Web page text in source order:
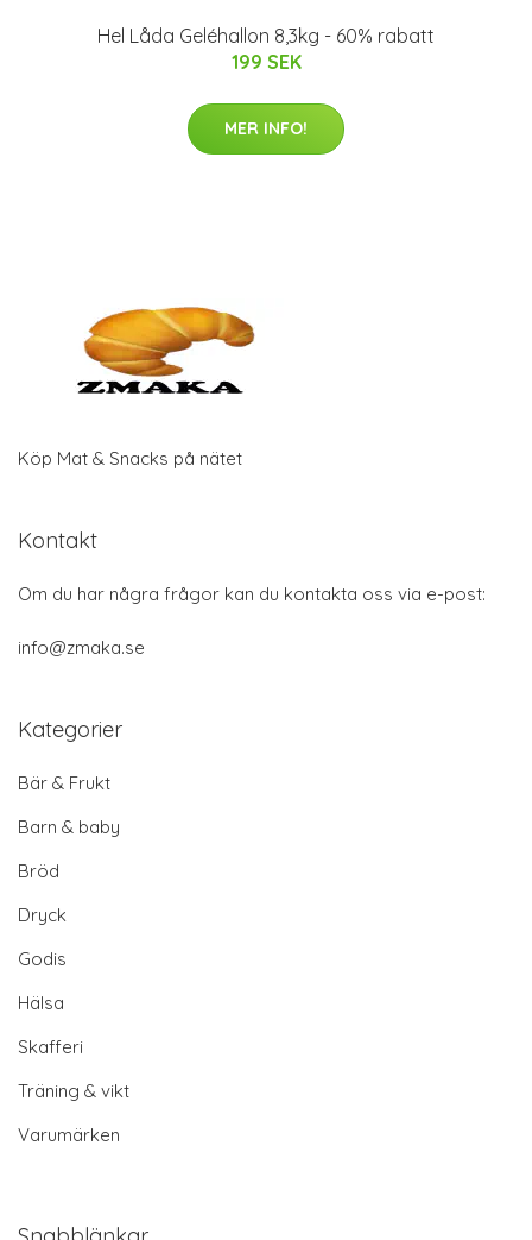
Hel Låda Geléhallon 8,3kg - 60% rabatt
199 SEK
MER INFO!
Köp Mat & Snacks på nätet
Kontakt
Om du har några frågor kan du kontakta oss via e-post:
info@zmaka.se
Kategorier
Bär & Frukt
Barn & baby
Bröd
Dryck
Godis
Hälsa
Skafferi
Träning & vikt
Varumärken